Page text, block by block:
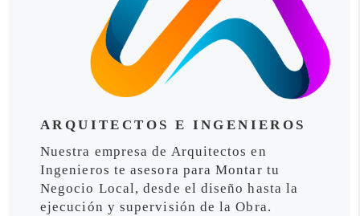
ARQUITECTOS E INGENIEROS
Nuestra empresa de Arquitectos en
Ingenieros te asesora para Montar tu
Negocio Local, desde el diseño hasta la
ejecución y supervisión de la Obra.